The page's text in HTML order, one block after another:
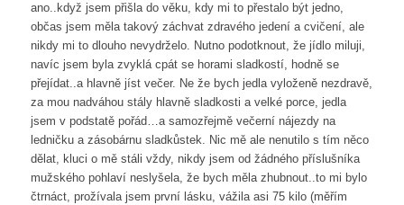
ano..když jsem přišla do věku, kdy mi to přestalo být jedno,
občas jsem měla takový záchvat zdravého jedení a cvičení, ale
nikdy mi to dlouho nevydrželo. Nutno podotknout, že jídlo miluji,
navíc jsem byla zvyklá cpát se horami sladkostí, hodně se
přejídat..a hlavně jíst večer. Ne že bych jedla vyloženě nezdravě,
za mou nadváhou stály hlavně sladkosti a velké porce, jedla
jsem v podstatě pořád…a samozřejmě večerní nájezdy na
ledničku a zásobárnu sladkůstek. Nic mě ale nenutilo s tím něco
dělat, kluci o mě stáli vždy, nikdy jsem od žádného příslušníka
mužského pohlaví neslyšela, že bych měla zhubnout..to mi bylo
čtrnáct, prožívala jsem první lásku, vážila asi 75 kilo (měřím